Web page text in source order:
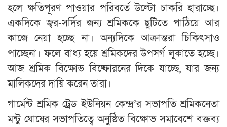
হলে ক্ষতিপূরণ পাওয়ার পরিবর্তে উল্টো চাকরি হারাচ্ছে।
একদিকে জ্বর-সর্দির জন্য শ্রমিককে ছুটিতে পাঠিয়ে আর
কাজে নেয়া হচ্ছে না। অন্যদিকে আক্রান্তরা চিকিৎসাও
পাচ্ছেনা। ফলে বাধ্য হয়ে শ্রমিকদের উপসর্গ লুকাতে হচ্ছে।
আজ শ্রমিক বিক্ষােভ বিষ্ফোরনের দিকে যাচ্ছে, যার জন্য
মালিকদের দায়ি করেন তারা।
গার্মেন্ট শ্রমিক ট্রেড ইউনিয়ন কেন্দ্র’র সভাপতি শ্রমিকনেতা
মন্টু ঘোষের সভাপতিত্বে অনুষ্ঠিত বিক্ষোভ সমাবেশে বক্তব্য